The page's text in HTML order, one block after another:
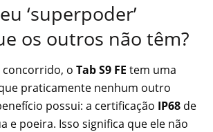
‘superpoder’
os outros não têm?
concorrido, o Tab S9 FE tem uma
praticamente nenhum outro
possui: a certificação IP68 de
e poeira. Isso significa que ele não